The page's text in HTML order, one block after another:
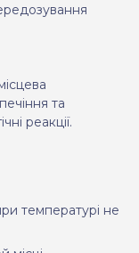
та
реакції.
температурі не